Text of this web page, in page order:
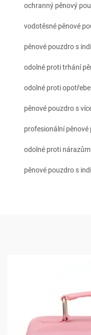
ochranný pěnový
vodotěsné pěnové
pěnové pouzdro s
odolné proti trhání
odolné proti
pěnové pouzdro s
profesionální pěnové
odolné proti
pěnové pouzdro s